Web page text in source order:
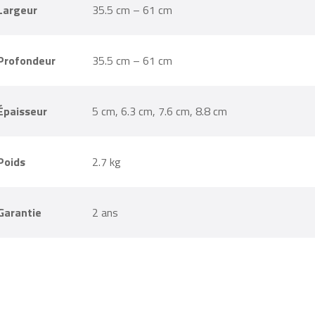
35.5 cm – 61 cm
35.5 cm – 61 cm
5 cm, 6.3 cm, 7.6 cm, 8.8 cm
2.7 kg
2 ans